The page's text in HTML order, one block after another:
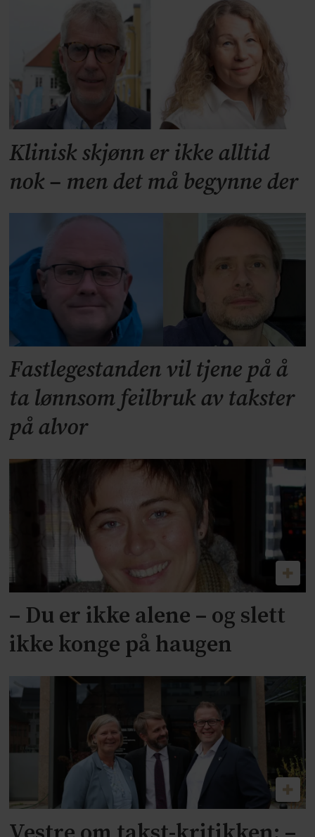
Klinisk skjønn er ikke alltid
nok – men det må begynne der
Fastlegestanden vil tjene på å
ta lønnsom feilbruk av takster
på alvor
– Du er ikke alene – og slett
ikke konge på haugen